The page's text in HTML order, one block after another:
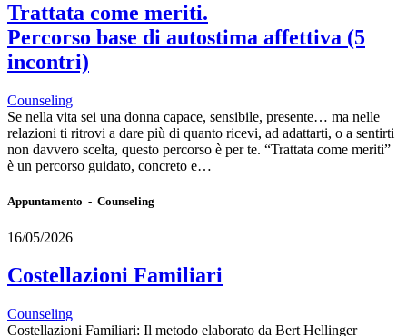
Trattata come meriti.
Percorso base di autostima affettiva (5
incontri)
Counseling
Se nella vita sei una donna capace, sensibile, presente… ma nelle
relazioni ti ritrovi a dare più di quanto ricevi, ad adattarti, o a sentirti
non davvero scelta, questo percorso è per te. “Trattata come meriti”
è un percorso guidato, concreto e…
Appuntamento - Counseling
16/05/2026
Costellazioni Familiari
Counseling
Costellazioni Familiari: Il metodo elaborato da Bert Hellinger